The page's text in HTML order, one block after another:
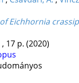
Eichhornia
17 p. (2020)